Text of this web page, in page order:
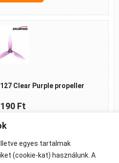
Clear Purple propeller
Ft
Kosárba
egyes tartalmak
(cookie-kat) használunk. A